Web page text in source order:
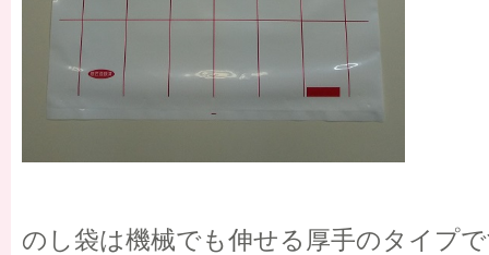
のし袋は機械でも伸せる厚手のタイプ